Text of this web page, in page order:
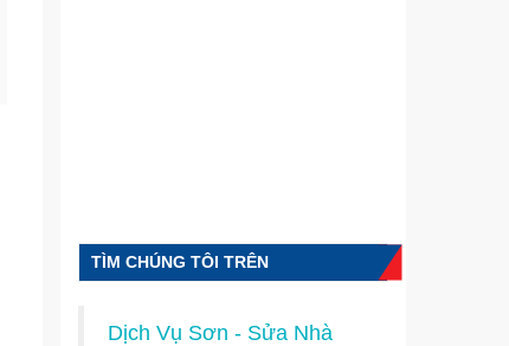
TÌM CHÚNG TÔI TRÊN
Dịch Vụ Sơn - Sửa Nhà